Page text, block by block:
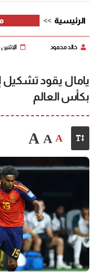
الرئيسية
خالد محمود الإثنين 06-07-2026
يامال يقود تشكيل
بكأس العالم
A
A
A